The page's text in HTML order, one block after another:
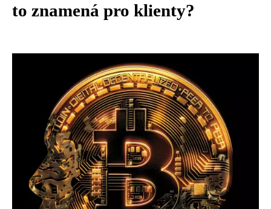
to znamená pro klienty?